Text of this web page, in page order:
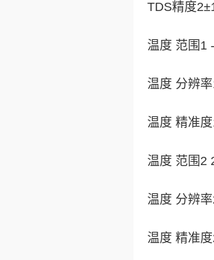
TDS精度
温度 范围1
温度 分辨
温度 精准
温度 范围2
温度 分辨
温度 精准